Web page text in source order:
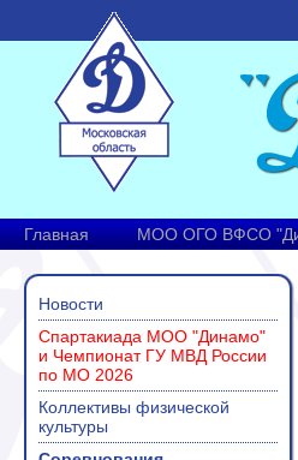
Главная МОО ОГО ВФСО
Новости
Спартакиада МОО "Динамо"
и Чемпионат ГУ МВД России
по МО 2026
Коллективы физической
культуры